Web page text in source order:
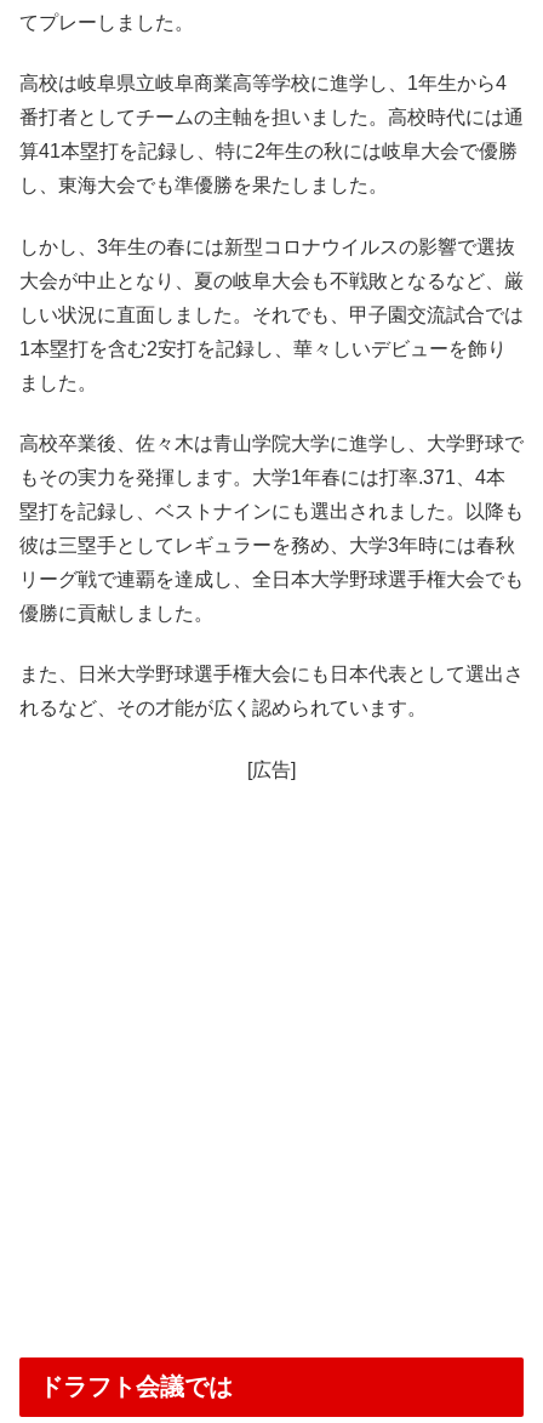
てプレーしました。
高校は岐阜県立岐阜商業高等学校に進学し、1年生から4
番打者としてチームの主軸を担いました。高校時代には通
算41本塁打を記録し、特に2年生の秋には岐阜大会で優勝
し、東海大会でも準優勝を果たしました。
しかし、3年生の春には新型コロナウイルスの影響で選抜
大会が中止となり、夏の岐阜大会も不戦敗となるなど、厳
しい状況に直面しました。それでも、甲子園交流試合では
1本塁打を含む2安打を記録し、華々しいデビューを飾り
ました。
高校卒業後、佐々木は青山学院大学に進学し、大学野球で
もその実力を発揮します。大学1年春には打率.371、4本
塁打を記録し、ベストナインにも選出されました。以降も
彼は三塁手としてレギュラーを務め、大学3年時には春秋
リーグ戦で連覇を達成し、全日本大学野球選手権大会でも
優勝に貢献しました。
また、日米大学野球選手権大会にも日本代表として選出さ
れるなど、その才能が広く認められています。
[広告]
ドラフト会議では